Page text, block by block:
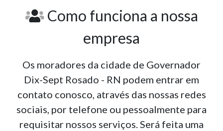
Como funciona a nossa
empresa
Os moradores da cidade de Governador
Dix-Sept Rosado - RN podem entrar em
contato conosco, através das nossas redes
sociais, por telefone ou pessoalmente para
requisitar nossos serviços. Será feita uma